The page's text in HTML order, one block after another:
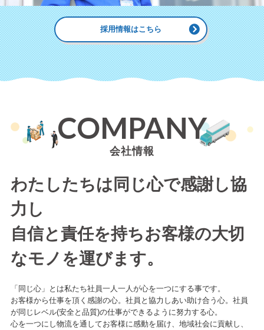
採用情報はこちら
COMPANY
会社情報
わたしたちは同じ心で感謝し協
力し
自信と責任を持ちお客様の大切
なモノを運びます。
「同じ心」とは私たち社員一人一人が心を一つにする事です。
お客様から仕事を頂く感謝の心。社員と協力しあい助け合う心。社員
が同じレベル(安全と品質)の仕事ができるように努力する心。
心を一つにし物流を通してお客様に感動を届け、地域社会に貢献し、